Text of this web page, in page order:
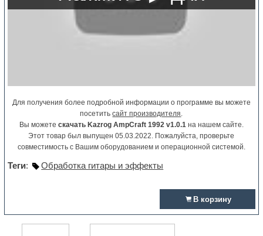
Для получения более подробной информации о программе вы можете
посетитьсайт производителя.
Вы можете скачать Kazrog AmpCraft 1992 v1.0.1на нашем сайте.
Этот товар был выпущен 05.03.2022. Пожалуйста, проверьте
совместимость с Вашим оборудованием и операционной системой.
Теги: Обработка гитары и эффекты
В корзину